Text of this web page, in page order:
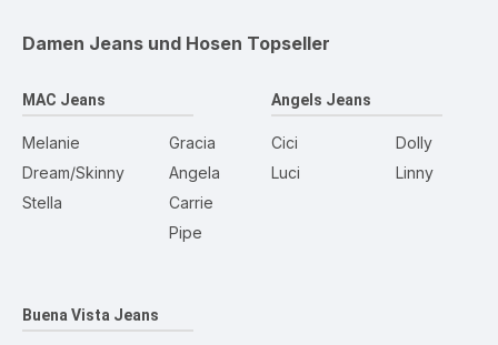
Damen Jeans und Hosen Topseller
MAC Jeans
Melanie
Dream/Skinny
Stella
Gracia
Angela
Carrie
Pipe
Angels Jeans
Cici
Luci
Dolly
Linny
Buena Vista Jeans